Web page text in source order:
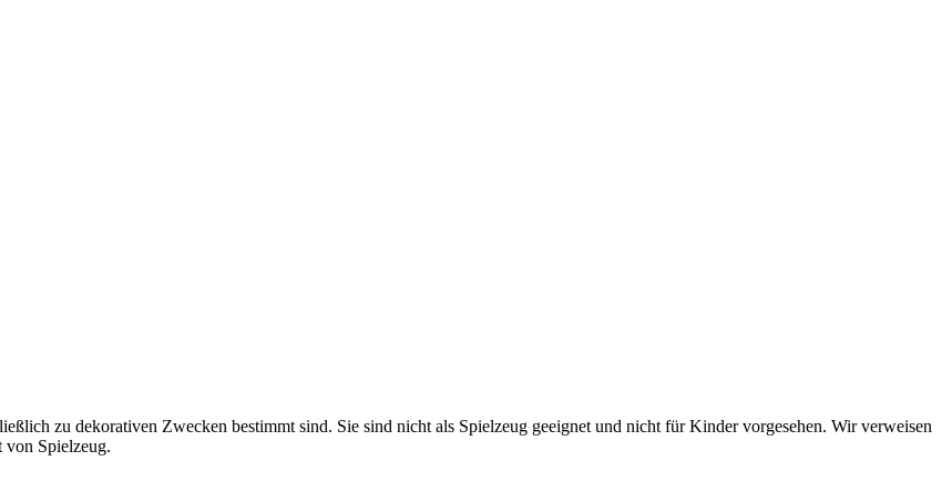
zu dekorativen Zwecken bestimmt sind. Sie sind nicht als Spielzeug geeignet und nicht für Kinder vorgesehen. Wir verweisen
von Spielzeug.